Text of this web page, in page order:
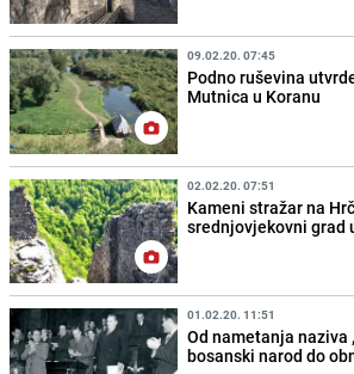
09.02.20. 07:45
Podno ruševina
Mutnica u Koranu
02.02.20. 07:51
Kameni stražar na
srednjovjekovni grad
01.02.20. 11:51
Od nametanja naziva
bosanski narod do